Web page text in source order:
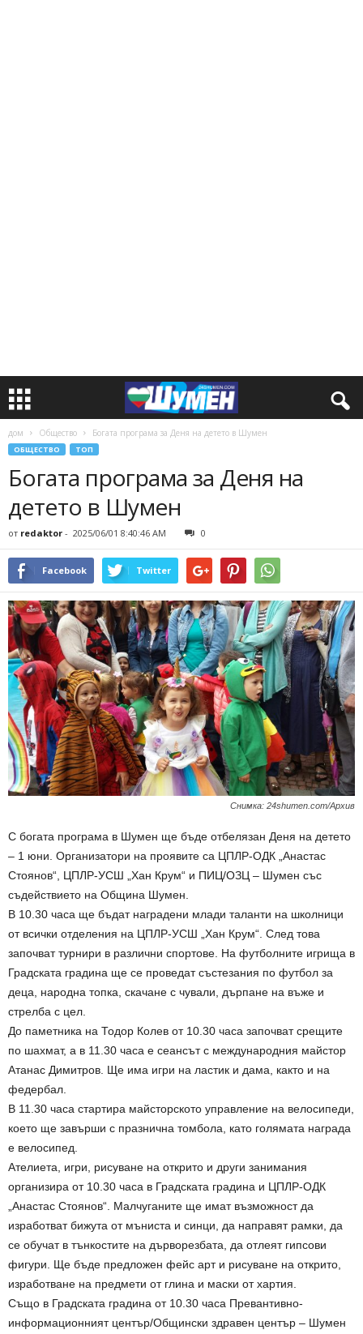
дом Общество Богата програма за Деня на детето в Шумен
ОБЩЕСТВО ТОП
Богата програма за Деня на
детето в Шумен
от redaktor - 2025/06/01 8:40:46 AM 0
Facebook Twitter
Снимка: 24shumen.com/Архив
С богата програма в Шумен ще бъде отбелязан Деня на детето
– 1 юни. Организатори на проявите са ЦПЛР-ОДК „Анастас
Стоянов“, ЦПЛР-УСШ „Хан Крум“ и ПИЦ/ОЗЦ – Шумен със
съдействието на Община Шумен.
В 10.30 часа ще бъдат наградени млади таланти на школници
от всички отделения на ЦПЛР-УСШ „Хан Крум“. След това
започват турнири в различни спортове. На футболните игрища в
Градската градина ще се проведат състезания по футбол за
деца, народна топка, скачане с чували, дърпане на въже и
стрелба с цел.
До паметника на Тодор Колев от 10.30 часа започват срещите
по шахмат, а в 11.30 часа е сеансът с международния майстор
Атанас Димитров. Ще има игри на ластик и дама, както и на
федербал.
В 11.30 часа стартира майсторското управление на велосипеди,
което ще завърши с празнична томбола, като голямата награда
е велосипед.
Ателиета, игри, рисуване на открито и други занимания
организира от 10.30 часа в Градската градина и ЦПЛР-ОДК
„Анастас Стоянов“. Малчуганите ще имат възможност да
изработват бижута от мъниста и синци, да направят рамки, да
се обучат в тънкостите на дърворезбата, да отлеят гипсови
фигури. Ще бъде предложен фейс арт и рисуване на открито,
изработване на предмети от глина и маски от хартия.
Също в Градската градина от 10.30 часа Превантивно-
информационният център/Общински здравен център – Шумен